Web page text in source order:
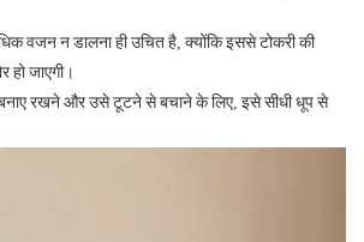
वजन न डालना ही उचित है, क्योंकि इससे टोकरी की
जाएगी।
रखने और उसे टूटने से बचाने के लिए, इसे सीधी धूप से